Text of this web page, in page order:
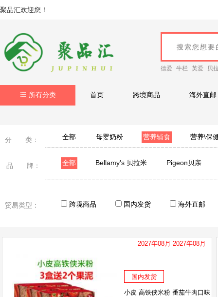
聚品汇欢迎您！
德爱 牛栏 英爱 贝
所有分类 首页 跨境商品 海外直邮
分 类： 全部 母婴奶粉 营养辅食 营养\保
品 牌： 全部 Bellamy's 贝拉米 Pigeon贝亲
Grandpa'sFarm 爷爷的农场 亨氏 DEVA
窝小芽 秋田满满 snacksun光合至上
贸易类型：
跨境商品 国内发货 海外直邮
2027年08月-2027年08月
国内发货
小皮 高铁侠米粉 番茄牛肉口味